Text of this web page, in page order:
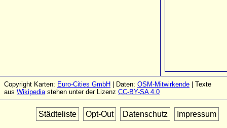
Copyright Karten: Euro-Cities GmbH | Daten: OSM-Mitwirkende | Texte
aus Wikipediastehen unter der Lizenz CC-BY-SA 4.0
Städteliste Opt-Out Datenschutz Impressum